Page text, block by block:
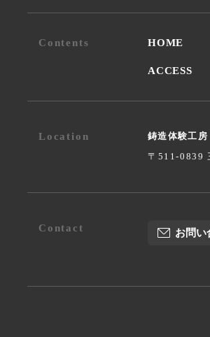
Contents HOME
ACCESS
Location
鋳造体験工
〒511-0839
Contact お問い